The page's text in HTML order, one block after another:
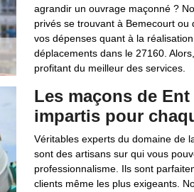
agrandir un ouvrage maçonné ?
privés se trouvant à Bemecourt ou
vos dépenses quant à la
déplacements dans le 27160.
profitant du meilleur des services.
Les maçons de
impartis pour
Véritables experts du domaine de
sont des artisans sur qui vous
professionnalisme. Ils sont
clients même les plus exigeants.